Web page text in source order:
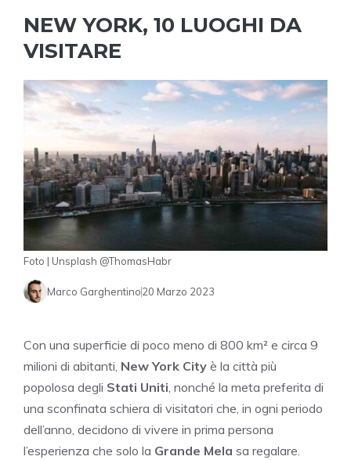
NEW YORK, 10 LUOGHI DA
VISITARE
Foto | Unsplash @ThomasHabr
Marco Garghentino20 Marzo 2023
Con una superficie di poco meno di 800 km² e circa 9
milioni di abitanti, New York City è la città più
popolosa degli Stati Uniti, nonché la meta preferita di
una sconfinata schiera di visitatori che, in ogni periodo
dell’anno, decidono di vivere in prima persona
l’esperienza che solo la Grande Mela sa regalare.